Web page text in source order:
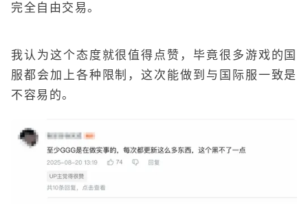
完全自由交易。
我认为这个态度就很值得点赞，毕竟很多游戏的国
服都会加上各种限制，这次能做到与国际服一致是
不容易的。